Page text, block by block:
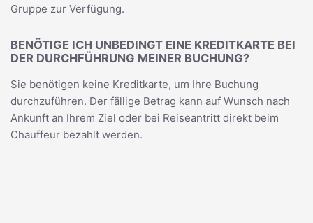
Gruppe zur Verfügung.
BENÖTIGE ICH UNBEDINGT EINE KREDITKARTE BEI
DER DURCHFÜHRUNG MEINER BUCHUNG?
Sie benötigen keine Kreditkarte, um Ihre Buchung
durchzuführen. Der fällige Betrag kann auf Wunsch nach
Ankunft an Ihrem Ziel oder bei Reiseantritt direkt beim
Chauffeur bezahlt werden.